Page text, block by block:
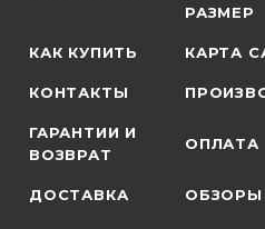
РАЗМЕР
КАК КУПИТЬ КАРТА
КОНТАКТЫ
ГАРАНТИИ И
ВОЗВРАТ
ОПЛАТА
ДОСТАВКА ОБЗОРЫ